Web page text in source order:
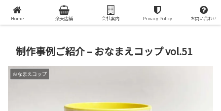
オリジナルプリントグッズで世界で一つの贈り物を
制作事例ご紹介 – おなまえコップ vol.51
おなまえコップ
Home 楽天店舗 会社案内 Privacy Policy お問い合わせ